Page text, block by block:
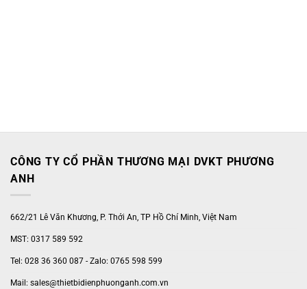
CÔNG TY CỔ PHẦN THƯƠNG MẠI DVKT PHƯƠNG
ANH
662/21 Lê Văn Khương, P. Thới An, TP Hồ Chí Minh, Việt Nam
MST: 0317 589 592
Tel: 028 36 360 087 - Zalo: 0765 598 599
Mail: sales@thietbidienphuonganh.com.vn